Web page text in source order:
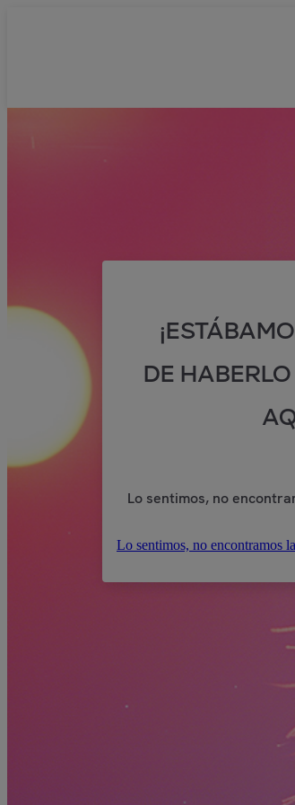
DE HABERLO
Lo sentimos, no
Lo sentimos, no encontramos